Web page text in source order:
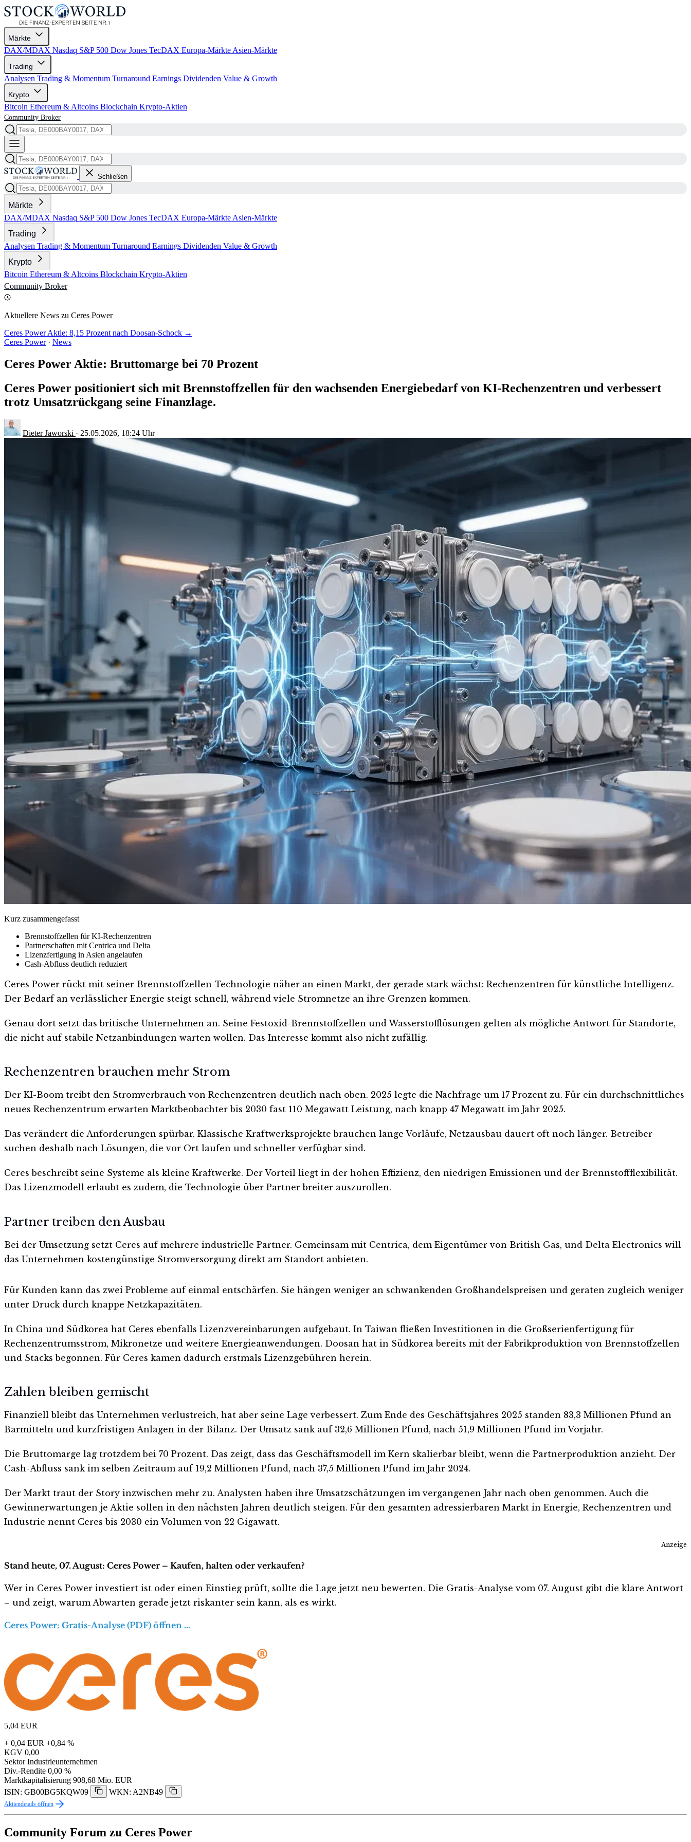
Märkte
DAX/MDAX Nasdaq S&P 500 Dow Jones TecDAX Europa-Märkte Asien-Märkte
Trading
Analysen Trading & Momentum Turnaround Earnings Dividenden Value & Growth
Krypto
Bitcoin Ethereum & Altcoins Blockchain Krypto-Aktien
Community Broker
Schließen
Märkte
DAX/MDAX Nasdaq S&P 500 Dow Jones TecDAX Europa-Märkte Asien-Märkte
Trading
Analysen Trading & Momentum Turnaround Earnings Dividenden Value & Growth
Krypto
Bitcoin Ethereum & Altcoins Blockchain Krypto-Aktien
Community Broker
Aktuellere News zu Ceres Power
Ceres Power Aktie: 8,15 Prozent nach Doosan-Schock →
Ceres Power · News
Ceres Power Aktie: Bruttomarge bei 70 Prozent
Ceres Power positioniert sich mit Brennstoffzellen für den wachsenden Energiebedarf von KI-Rechenzentren und verbessert
trotz Umsatzrückgang seine Finanzlage.
Dieter Jaworski · 25.05.2026, 18:24 Uhr
Kurz zusammengefasst
Brennstoffzellen für KI-Rechenzentren
Partnerschaften mit Centrica und Delta
Lizenzfertigung in Asien angelaufen
Cash-Abfluss deutlich reduziert
Ceres Power rückt mit seiner Brennstoffzellen-Technologie näher an einen Markt, der gerade stark wächst: Rechenzentren für künstliche Intelligenz.
Der Bedarf an verlässlicher Energie steigt schnell, während viele Stromnetze an ihre Grenzen kommen.
Genau dort setzt das britische Unternehmen an. Seine Festoxid-Brennstoffzellen und Wasserstofflösungen gelten als mögliche Antwort für Standorte,
die nicht auf stabile Netzanbindungen warten wollen. Das Interesse kommt also nicht zufällig.
Rechenzentren brauchen mehr Strom
Der KI-Boom treibt den Stromverbrauch von Rechenzentren deutlich nach oben. 2025 legte die Nachfrage um 17 Prozent zu. Für ein durchschnittliches
neues Rechenzentrum erwarten Marktbeobachter bis 2030 fast 110 Megawatt Leistung, nach knapp 47 Megawatt im Jahr 2025.
Das verändert die Anforderungen spürbar. Klassische Kraftwerksprojekte brauchen lange Vorläufe, Netzausbau dauert oft noch länger. Betreiber
suchen deshalb nach Lösungen, die vor Ort laufen und schneller verfügbar sind.
Ceres beschreibt seine Systeme als kleine Kraftwerke. Der Vorteil liegt in der hohen Effizienz, den niedrigen Emissionen und der Brennstoffflexibilität.
Das Lizenzmodell erlaubt es zudem, die Technologie über Partner breiter auszurollen.
Partner treiben den Ausbau
Bei der Umsetzung setzt Ceres auf mehrere industrielle Partner. Gemeinsam mit Centrica, dem Eigentümer von British Gas, und Delta Electronics will
das Unternehmen kostengünstige Stromversorgung direkt am Standort anbieten.
Für Kunden kann das zwei Probleme auf einmal entschärfen. Sie hängen weniger an schwankenden Großhandelspreisen und geraten zugleich weniger
unter Druck durch knappe Netzkapazitäten.
In China und Südkorea hat Ceres ebenfalls Lizenzvereinbarungen aufgebaut. In Taiwan fließen Investitionen in die Großserienfertigung für
Rechenzentrumsstrom, Mikronetze und weitere Energieanwendungen. Doosan hat in Südkorea bereits mit der Fabrikproduktion von Brennstoffzellen
und Stacks begonnen. Für Ceres kamen dadurch erstmals Lizenzgebühren herein.
Zahlen bleiben gemischt
Finanziell bleibt das Unternehmen verlustreich, hat aber seine Lage verbessert. Zum Ende des Geschäftsjahres 2025 standen 83,3 Millionen Pfund an
Barmitteln und kurzfristigen Anlagen in der Bilanz. Der Umsatz sank auf 32,6 Millionen Pfund, nach 51,9 Millionen Pfund im Vorjahr.
Die Bruttomarge lag trotzdem bei 70 Prozent. Das zeigt, dass das Geschäftsmodell im Kern skalierbar bleibt, wenn die Partnerproduktion anzieht. Der
Cash-Abfluss sank im selben Zeitraum auf 19,2 Millionen Pfund, nach 37,5 Millionen Pfund im Jahr 2024.
Der Markt traut der Story inzwischen mehr zu. Analysten haben ihre Umsatzschätzungen im vergangenen Jahr nach oben genommen. Auch die
Gewinnerwartungen je Aktie sollen in den nächsten Jahren deutlich steigen. Für den gesamten adressierbaren Markt in Energie, Rechenzentren und
Industrie nennt Ceres bis 2030 ein Volumen von 22 Gigawatt.
Anzeige
Stand heute, 07. August: Ceres Power – Kaufen, halten oder verkaufen?
Wer in Ceres Power investiert ist oder einen Einstieg prüft, sollte die Lage jetzt neu bewerten. Die Gratis-Analyse vom 07. August gibt die klare Antwort
– und zeigt, warum Abwarten gerade jetzt riskanter sein kann, als es wirkt.
Ceres Power: Gratis-Analyse (PDF) öffnen …
5,04 EUR
+ 0,04 EUR +0,84 %
KGV 0,00
Sektor Industrieunternehmen
Div.-Rendite 0,00 %
Marktkapitalisierung 908,68 Mio. EUR
ISIN: GB00BG5KQW09
WKN: A2NB49
Aktiendetails öffnen
Community Forum zu Ceres Power